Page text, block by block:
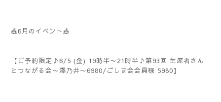
🎪6月のイベント🎪
【ご予約限定♪6/5 (金) 19時半〜21時半♪第93回 生産者さん
とつながる会〜澤乃井〜6980/ごしま会会員様 5980】